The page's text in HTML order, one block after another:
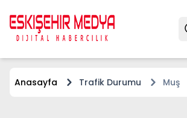
Anasayfa Trafik Durumu Muş